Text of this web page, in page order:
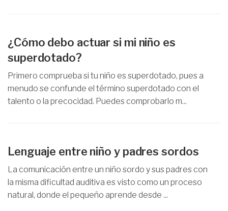
¿Cómo debo actuar si mi niño es
superdotado?
Primero comprueba si tu niño es superdotado, pues a
menudo se confunde el término superdotado con el
talento o la precocidad. Puedes comprobarlo m...
Lenguaje entre niño y padres sordos
La comunicación entre un niño sordo y sus padres con
la misma dificultad auditiva es visto como un proceso
natural, donde el pequeño aprende desde ...